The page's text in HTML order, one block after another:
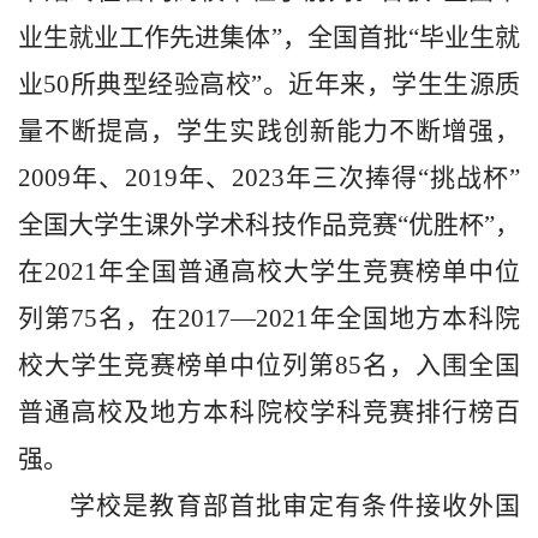
业生就业工作先进集体”，全国首批“毕业生就
业50所典型经验高校”。近年来，学生生源质
量不断提高，学生实践创新能力不断增强，
2009年、2019年、2023年三次捧得“挑战杯”
全国大学生课外学术科技作品竞赛“优胜杯”，
在2021年全国普通高校大学生竞赛榜单中位
列第75名，在2017—2021年全国地方本科院
校大学生竞赛榜单中位列第85名，入围全国
普通高校及地方本科院校学科竞赛排行榜百
强。
学校是教育部首批审定有条件接收外国